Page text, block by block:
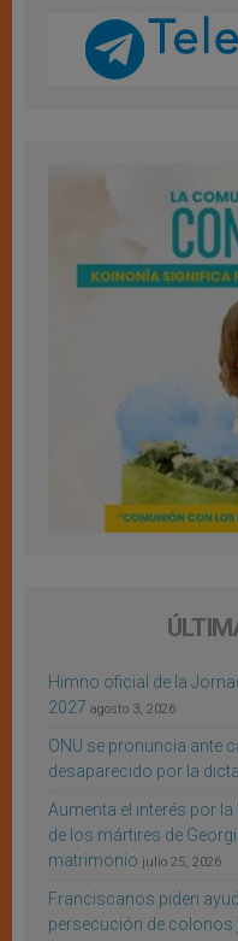
Himno oficial de la
2027 agosto 3, 2026
ONU se pronuncia ante
desaparecido por la
Aumenta el interés por
de los mártires de
matrimonio julio 25, 2026
Franciscanos piden
persecución de